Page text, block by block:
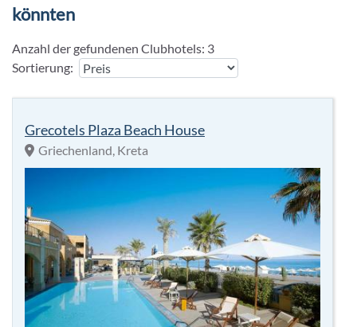
könnten
Anzahl der gefundenen Clubhotels: 3
Sortierung:
Grecotels Plaza Beach House
Griechenland, Kreta